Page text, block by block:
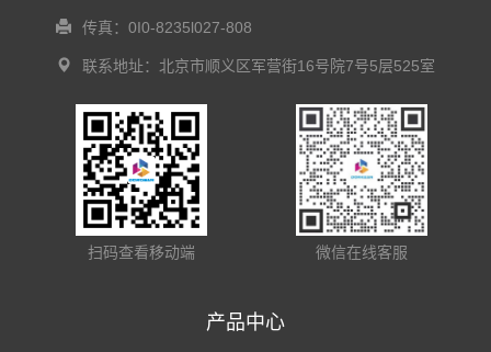
传真：0I0-8235l027-808
联系地址：北京市顺义区军营街16号院7号5层525室
扫码查看移动端 微信在线客服
产品中心